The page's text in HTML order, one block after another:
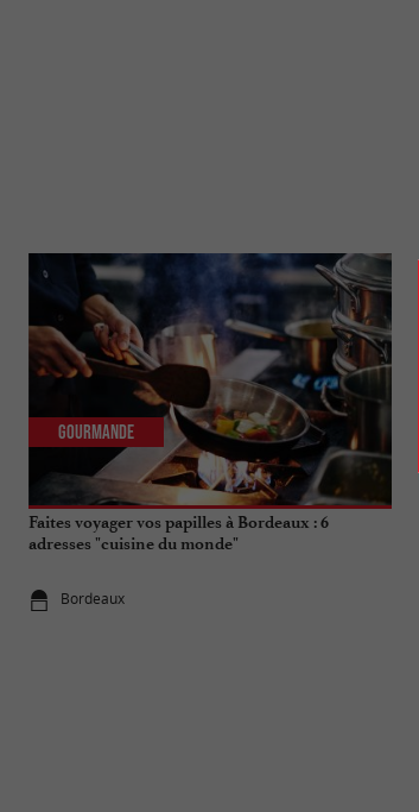
Faites voyager vos papilles à Bordeaux : 6
adresses "cuisine du monde"
Bordeaux
Gourmande